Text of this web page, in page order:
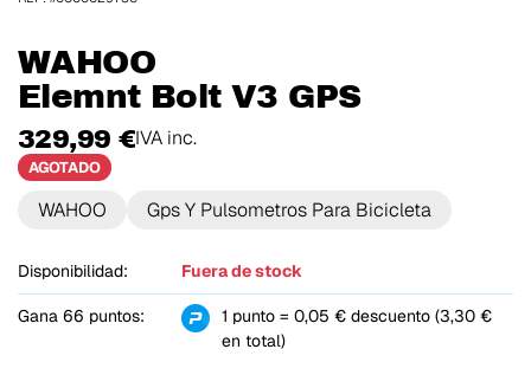
WAHOO
Elemnt Bolt V3 GPS
329,99 €IVA inc.
AGOTADO
WAHOO Gps Y Pulsometros Para Bicicleta
Disponibilidad: Fuera de stock
Gana 66 puntos:
1 punto = 0,05 € descuento (3,30 €
en total)